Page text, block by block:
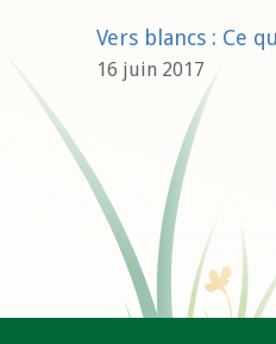
Vers blancs : Ce
16 juin 2017